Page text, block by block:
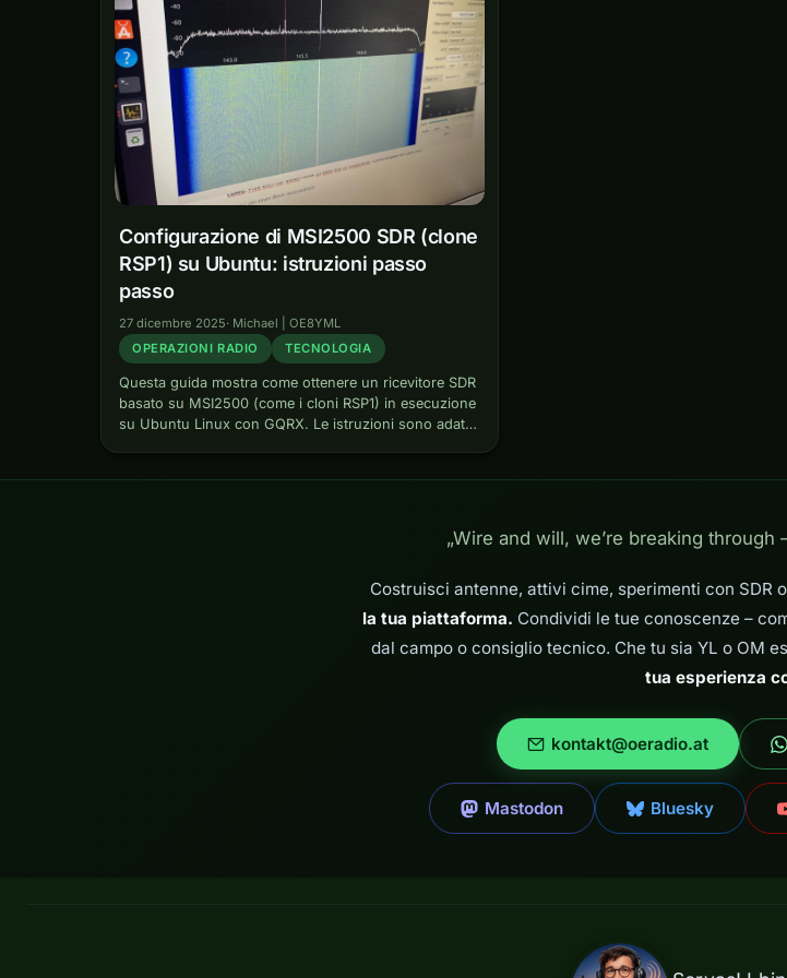
Configurazione di MSI2500 SDR (clone
RSP1) su Ubuntu: istruzioni passo
passo
27 dicembre 2025· Michael | OE8YML
OPERAZIONI RADIO
TECNOLOGIA
Questa guida mostra come ottenere un ricevitore SDR
basato su MSI2500 (come i cloni RSP1) in esecuzione
su Ubuntu Linux con GQRX. Le istruzioni sono adatte
„Wire and will, we’re breaking through
Costruisci antenne, attivi cime, sperimenti con SDR
la tua piattaforma. Condividi le tue conoscenze –
dal campo o consiglio tecnico. Che tu sia YL o OM
tua esperienza
kontakt@oeradio.at
Mastodon Bluesky